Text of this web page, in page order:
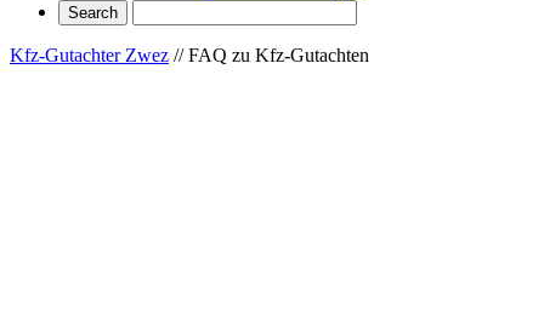
Kfz-Gutachter Zwez //FAQ zu Kfz-Gutachten